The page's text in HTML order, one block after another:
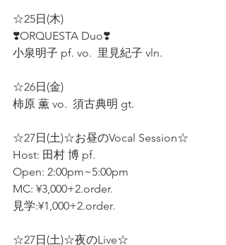
☆25日(木)
❣️ORQUESTA Duo❣️
小泉明子 pf. vo.  里見紀子 vln.
☆26日(金)
柿原 薫 vo.  須古典明 gt.
☆27日(土)☆お昼のVocal Session☆
Host: 田村 博 pf.
Open: 2:00pm~5:00pm
MC: ¥3,000+2.order.
見学:¥1,000+2.order.
☆27日(土)☆夜のLive☆